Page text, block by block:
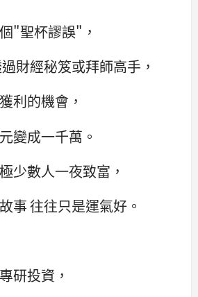
"聖杯謬誤"，
財經秘笈或拜師高手，
利的機會，
變成一千萬。
少數人一夜致富，
事 往往只是運氣好。
研投資，